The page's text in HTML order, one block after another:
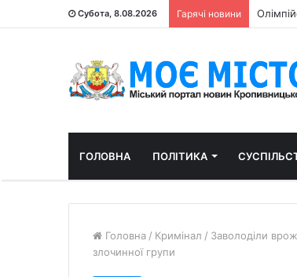
Субота, 8.08.2026 Гарячі новини
ГОЛОВНА ПОЛІТИКА
Головна / Кримінал / Заволоділи
злочинної групи